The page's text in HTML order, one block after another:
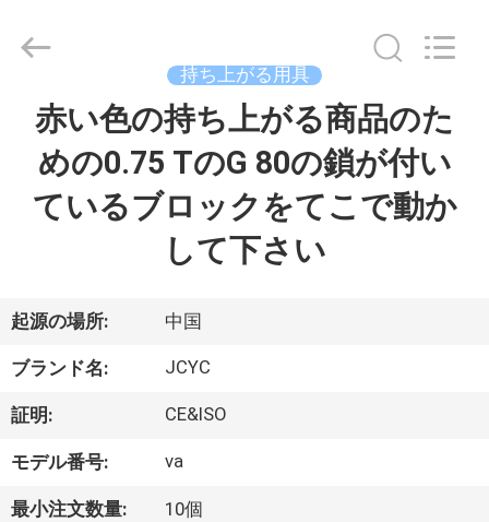
ク
ト
私
達
2018
Shanyan
Reserved.
持ち上がる用具
赤い色の持ち上がる商品のた
めの0.75 TのG 80の鎖が付い
ているブロックをてこで動か
して下さい
起源の場所: 中国
ブランド名: JCYC
証明: CE&ISO
モデル番号: va
最小注文数量: 10個